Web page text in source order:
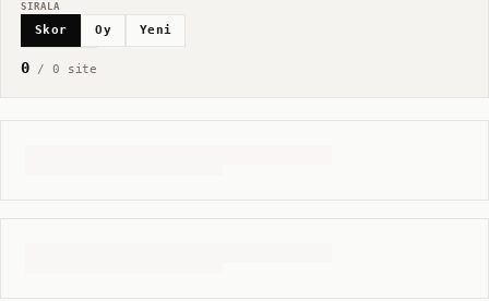
SIRALA
Skor Oy Yeni
0/ 0 site